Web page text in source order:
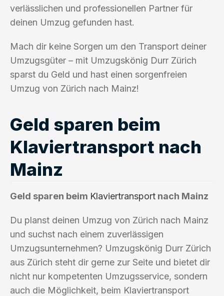
verlässlichen und professionellen Partner für
deinen Umzug gefunden hast.
Mach dir keine Sorgen um den Transport deiner
Umzugsgüter – mit Umzugskönig Durr Zürich
sparst du Geld und hast einen sorgenfreien
Umzug von Zürich nach Mainz!
Geld sparen beim
Klaviertransport nach
Mainz
Geld sparen beim Klaviertransport nach Mainz
Du planst deinen Umzug von Zürich nach Mainz
und suchst nach einem zuverlässigen
Umzugsunternehmen? Umzugskönig Durr Zürich
aus Zürich steht dir gerne zur Seite und bietet dir
nicht nur kompetenten Umzugsservice, sondern
auch die Möglichkeit, beim Klaviertransport